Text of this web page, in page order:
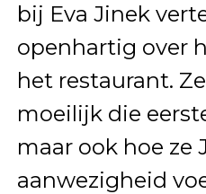
bij Eva Jinek
openhartig over
het restaurant.
moeilijk die
maar ook hoe ze
aanwezigheid